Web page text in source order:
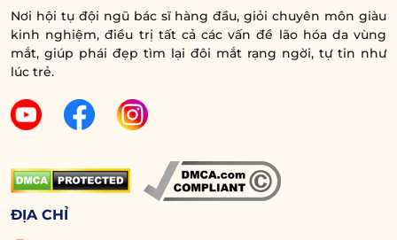
5.3. Cắt mí uống sữa đậu nành được
không?
Câu trả lời là ĐƯỢC
nành cũng rất giàu Protein giúp kích thích sản
5.4. Sau cắt mí mắt uống sữa yến mạch
được không?
Nơi hội tụ đội ngũ bác sĩ hàng đầu, giỏi chuyên môn giàu
kinh nghiệm, điều trị tất cả các vấn đề lão hóa da vùng
mắt, giúp phái đẹp tìm lại đôi mắt rạng ngời, tự tin như
lúc trẻ.
ĐỊA CHỈ